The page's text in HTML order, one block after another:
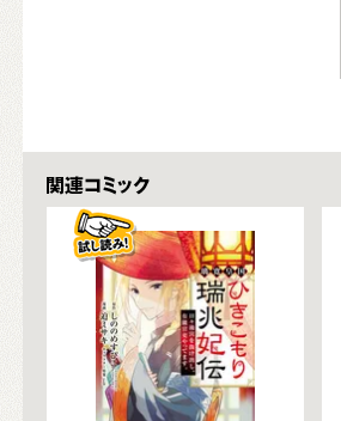
関連コミックス